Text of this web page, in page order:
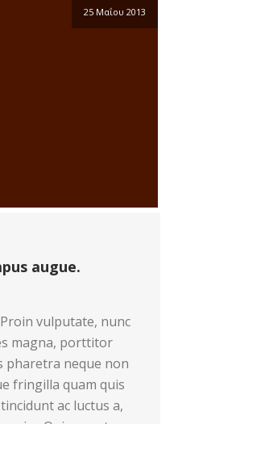
25 Μαΐου 2013
augue.
vulputate, nunc
magna, porttitor
pharetra neque non
fringilla quam quis
ac luctus a,
enim. Quisque at